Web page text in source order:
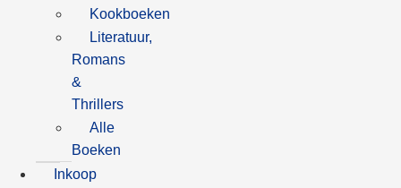
Kookboeken
Literatuur,
Romans
&
Thrillers
Alle
Boeken
Inkoop